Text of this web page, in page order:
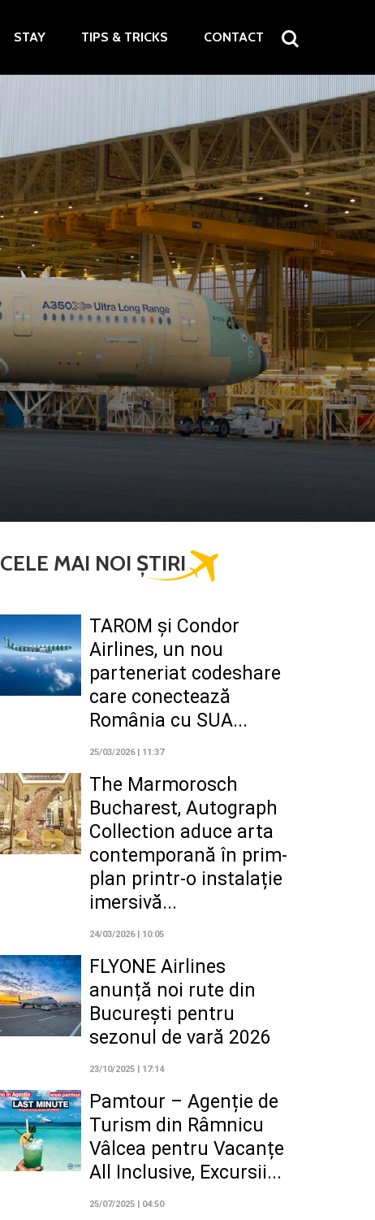
STAY TIPS & TRICKS CONTACT
CELE MAI NOI ȘTIRI
TAROM şi Condor
Airlines, un nou
parteneriat codeshare
care conectează
România cu SUA...
25/03/2026 | 11:37
The Marmorosch
Bucharest, Autograph
Collection aduce arta
contemporană în prim-
plan printr-o instalație
imersivă...
24/03/2026 | 10:05
FLYONE Airlines
anunță noi rute din
București pentru
sezonul de vară 2026
23/10/2025 | 17:14
Pamtour – Agenție de
Turism din Râmnicu
Vâlcea pentru Vacanțe
All Inclusive, Excursii...
25/07/2025 | 04:50